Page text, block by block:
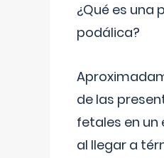
¿Qué es una
podálica?
de las
fetales en
al llegar a